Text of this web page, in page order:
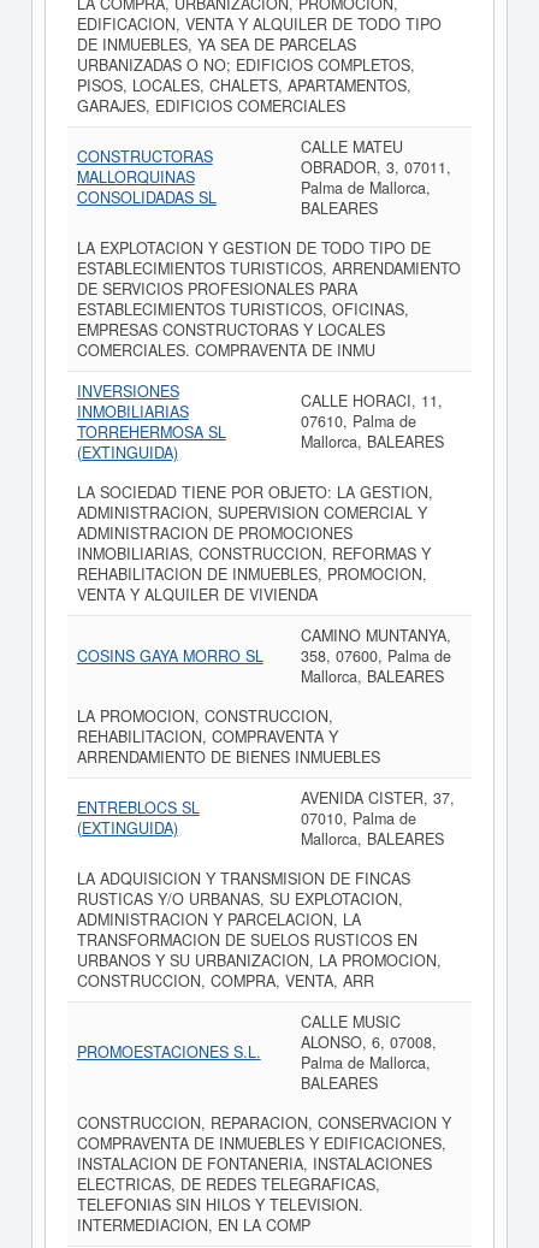
EDIFICACION, VENTA Y ALQUILER DE TODO TIPO
DE INMUEBLES, YA SEA DE PARCELAS
URBANIZADAS O NO; EDIFICIOS COMPLETOS,
PISOS, LOCALES, CHALETS, APARTAMENTOS,
GARAJES, EDIFICIOS COMERCIALES
CONSTRUCTORAS
MALLORQUINAS
CONSOLIDADAS SL
CALLE MATEU
OBRADOR, 3, 07011,
Palma de Mallorca,
BALEARES
LA EXPLOTACION Y GESTION DE TODO TIPO DE
ESTABLECIMIENTOS TURISTICOS, ARRENDAMIENTO
DE SERVICIOS PROFESIONALES PARA
ESTABLECIMIENTOS TURISTICOS, OFICINAS,
EMPRESAS CONSTRUCTORAS Y LOCALES
COMERCIALES. COMPRAVENTA DE INMU
INVERSIONES
INMOBILIARIAS
TORREHERMOSA SL
(EXTINGUIDA)
CALLE HORACI, 11,
07610, Palma de
Mallorca, BALEARES
LA SOCIEDAD TIENE POR OBJETO: LA GESTION,
ADMINISTRACION, SUPERVISION COMERCIAL Y
ADMINISTRACION DE PROMOCIONES
INMOBILIARIAS, CONSTRUCCION, REFORMAS Y
REHABILITACION DE INMUEBLES, PROMOCION,
VENTA Y ALQUILER DE VIVIENDA
COSINS GAYA MORRO SL
CAMINO MUNTANYA,
358, 07600, Palma de
Mallorca, BALEARES
LA PROMOCION, CONSTRUCCION,
REHABILITACION, COMPRAVENTA Y
ARRENDAMIENTO DE BIENES INMUEBLES
ENTREBLOCS SL
(EXTINGUIDA)
AVENIDA CISTER, 37,
07010, Palma de
Mallorca, BALEARES
LA ADQUISICION Y TRANSMISION DE FINCAS
RUSTICAS Y/O URBANAS, SU EXPLOTACION,
ADMINISTRACION Y PARCELACION, LA
TRANSFORMACION DE SUELOS RUSTICOS EN
URBANOS Y SU URBANIZACION, LA PROMOCION,
CONSTRUCCION, COMPRA, VENTA, ARR
PROMOESTACIONES S.L.
CALLE MUSIC
ALONSO, 6, 07008,
Palma de Mallorca,
BALEARES
CONSTRUCCION, REPARACION, CONSERVACION Y
COMPRAVENTA DE INMUEBLES Y EDIFICACIONES,
INSTALACION DE FONTANERIA, INSTALACIONES
ELECTRICAS, DE REDES TELEGRAFICAS,
TELEFONIAS SIN HILOS Y TELEVISION.
INTERMEDIACION, EN LA COMP